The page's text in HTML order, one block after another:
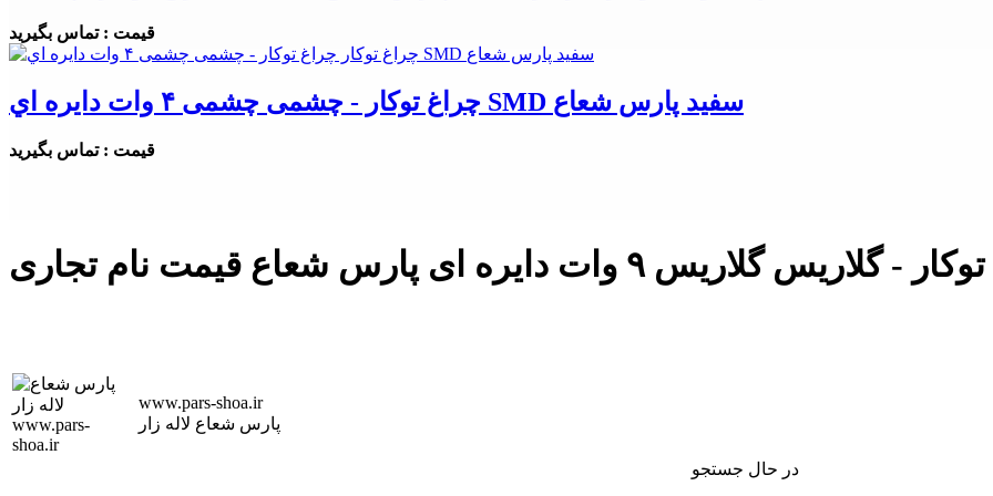
قیمت : تماس بگیرید
چراغ توکار - چشمی چشمی ۴ وات دايره اي SMD سفيد پارس شعاع
قیمت : تماس بگیرید
گلاریس ۹ وات دایره ای پارس شعاع قیمت نام تجاری
www.pars-shoa.ir
پارس شعاع لاله زار
در حال جستجو